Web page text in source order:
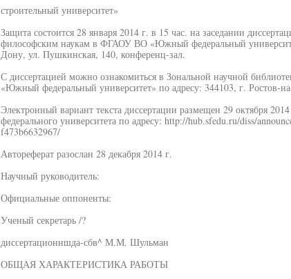
строительный университет»
Защита состоится 28 января 2014 г. в 15 час. на заседании
философским наукам в ФГАОУ ВО «Южный федеральный
Дону, ул. Пушкинская, 140, конференц-зал.
С диссертацией можно ознакомиться в Зональной научной
«Южный федеральный университет» по адресу: 344103, г. Ростов-
Электронный вариант текста диссертации размещен 29 октября
федерального университета по адресу: http://hub.sfedu.ru/diss/
f473b6632967/
Автореферат разослан 28 декабря 2014 г.
Научный руководитель:
Официальные оппоненты:
Ученый секретарь /?
диссертационншда-сбв^ М.М. Шульман
ОБЩАЯ ХАРАКТЕРИСТИКА РАБОТЫ